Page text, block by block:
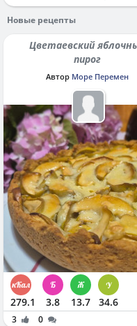
Новые рецепты
Цветаевский яблочный
пирог
Автор Море Перемен
279.1 3.8 13.7 34.6
3 0